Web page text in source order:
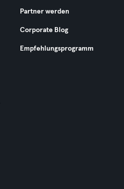
Partner werden
Corporate Blog
Empfehlungsprogramm